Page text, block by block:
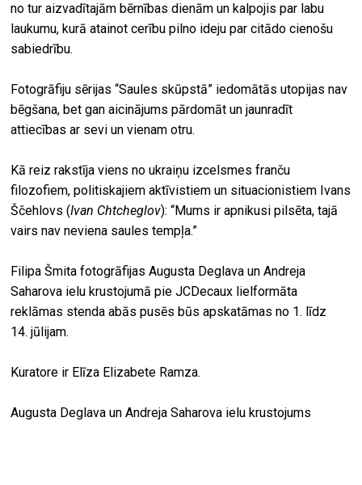
no tur aizvadītajām bērnības dienām un kalpojis par labu
laukumu, kurā atainot cerību pilno ideju par citādo cienošu
sabiedrību.
Fotogrāfiju sērijas “Saules skūpstā” iedomātās utopijas nav
bēgšana, bet gan aicinājums pārdomāt un jaunradīt
attiecības ar sevi un vienam otru.
Kā reiz rakstīja viens no ukraiņu izcelsmes franču
filozofiem, politiskajiem aktīvistiem un situacionistiem Ivans
Ščehlovs (Ivan Chtcheglov): “Mums ir apnikusi pilsēta, tajā
vairs nav neviena saules tempļa.”
Filipa Šmita fotogrāfijas Augusta Deglava un Andreja
Saharova ielu krustojumā pie JCDecaux lielformāta
reklāmas stenda abās pusēs būs apskatāmas no 1. līdz
14. jūlijam.
Kuratore ir Elīza Elizabete Ramza.
Augusta Deglava un Andreja Saharova ielu krustojums